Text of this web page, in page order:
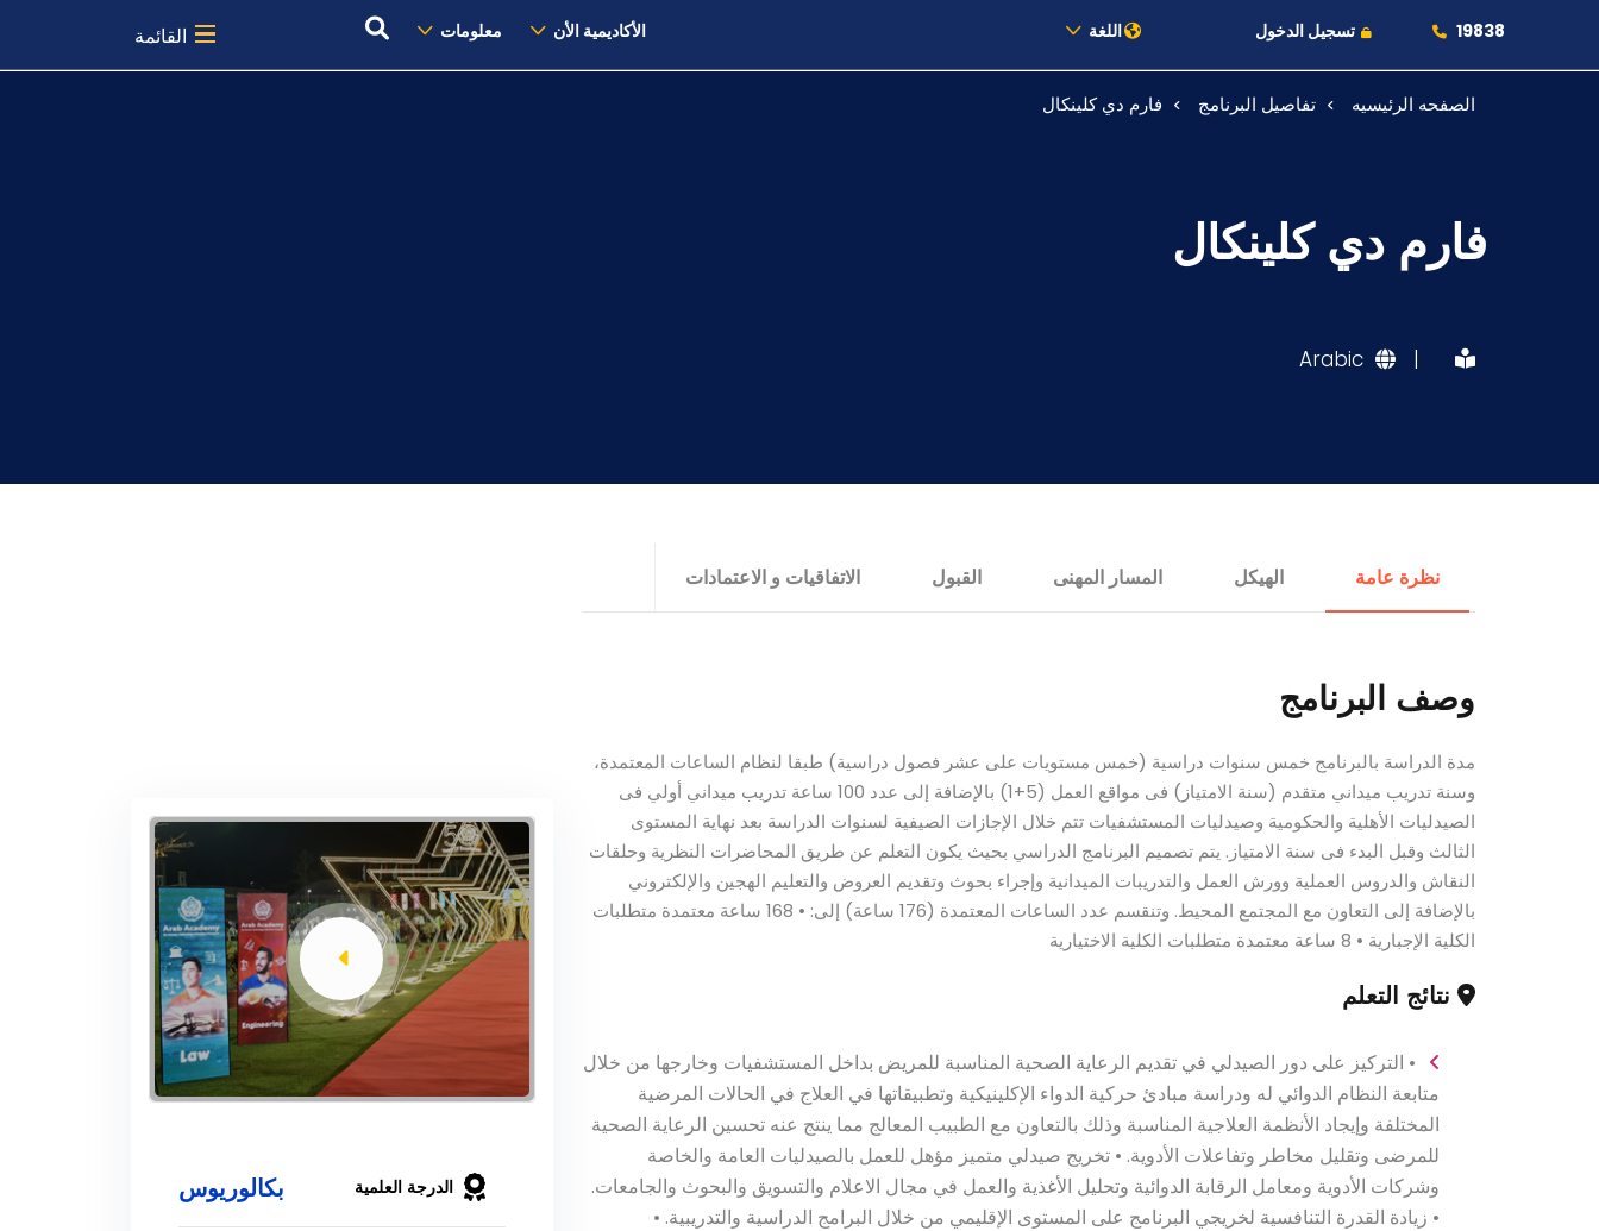
19838 تسجيل الدخول اللغة الأكاديمية الأن معلومات القائمة
النقل البحري
القبول والتسجيل
الصفحه الرئيسيه تفاصيل البرنامج فارم دي كلينكال
فارم دي كلينكال
|
Arabic
نظرة عامة الهيكل المسار المهنى القبول الاتفاقيات و الاعتمادات
وصف البرنامج
مدة الدراسة بالبرنامج خمس سنوات دراسية (خمس مستويات على عشر فصول دراسية) طبقا لنظام الساعات المعتمدة،
وسنة تدريب ميداني متقدم (سنة الامتياز) فى مواقع العمل (5+1) بالإضافة إلى عدد 100 ساعة تدريب ميداني أولي فى
الصيدليات الأهلية والحكومية وصيدليات المستشفيات تتم خلال الإجازات الصيفية لسنوات الدراسة بعد نهاية المستوى
الثالث وقبل البدء فى سنة الامتياز. يتم تصميم البرنامج الدراسي بحيث يكون التعلم عن طريق المحاضرات النظرية وحلقات
النقاش والدروس العملية وورش العمل والتدريبات الميدانية وإجراء بحوث وتقديم العروض والتعليم الهجين والإلكتروني
بالإضافة إلى التعاون مع المجتمع المحيط. وتنقسم عدد الساعات المعتمدة (176 ساعة) إلى: • 168 ساعة معتمدة متطلبات
الكلية الإجبارية • 8 ساعة معتمدة متطلبات الكلية الاختيارية
نتائج التعلم
• التركيز على دور الصيدلي في تقديم الرعاية الصحية المناسبة للمريض بداخل المستشفيات وخارجها من خلال
متابعة النظام الدوائي له ودراسة مبادئ حركية الدواء الإكلينيكية وتطبيقاتها في العلاج في الحالات المرضية
المختلفة وإيجاد الأنظمة العلاجية المناسبة وذلك بالتعاون مع الطبيب المعالج مما ينتج عنه تحسين الرعاية الصحية
للمرضى وتقليل مخاطر وتفاعلات الأدوية. • تخريج صيدلي متميز مؤهل للعمل بالصيدليات العامة والخاصة
وشركات الأدوية ومعامل الرقابة الدوائية وتحليل الأغذية والعمل في مجال الاعلام والتسويق والبحوث والجامعات.
• زيادة القدرة التنافسية لخريجي البرنامج على المستوى الإقليمي من خلال البرامج الدراسية والتدريبية. •
الدرجة العلمية بكالوريوس